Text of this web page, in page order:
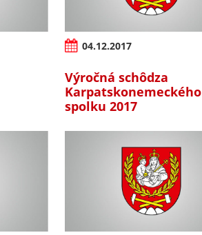
04.12.2017
Výročná schôdza
Karpatskonemeckého
spolku 2017